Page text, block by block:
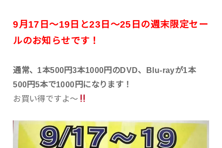
9月17日〜19日と23日〜25日の週末限定セー
ルのお知らせです！
通常、1本500円3本1000円のDVD、Blu-rayが1本
500円5本で1000円になります！
お買い得ですよ〜